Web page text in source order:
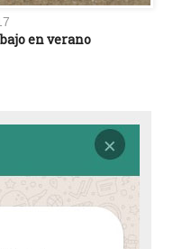
en verano